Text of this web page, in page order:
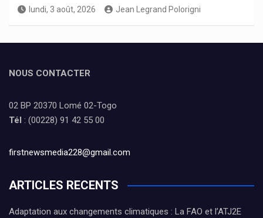
lundi, 3 août, 2026 Jean Legrand Polorigni
NOUS CONTACTER
02 BP 20370 Lomé 02-Togo
Tél : (00228) 91 42 55 00
firstnewsmedia228@gmail.com
ARTICLES RECENTS
Adaptation aux changements climatiques : La FAO et l’ATJ2E